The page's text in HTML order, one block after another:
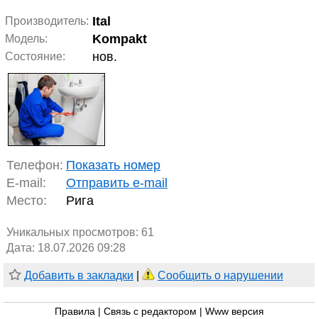
Производитель: Ital
Модель: Kompakt
Состояние: нов.
Телефон: Показать номер
E-mail:
Отправить e-mail
Место:
Рига
Уникальных просмотров: 61
Дата: 18.07.2026 09:28
Добавить в закладки Сообщить о нарушении
Правила Связь с редактором Www версия